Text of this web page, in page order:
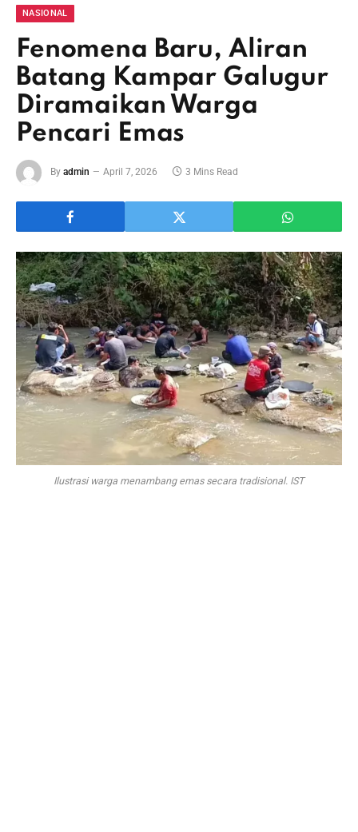
NASIONAL
Fenomena Baru, Aliran
Batang Kampar Galugur
Diramaikan Warga
Pencari Emas
By admin April 7, 2026 3 Mins Read
Ilustrasi warga menambang emas secara tradisional. IST